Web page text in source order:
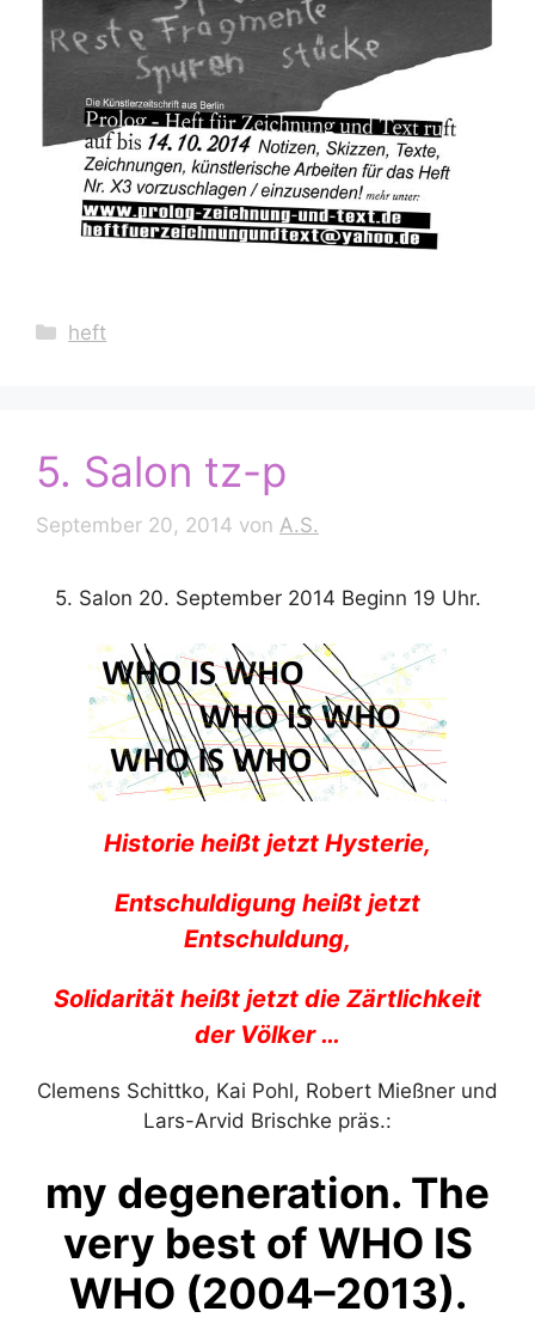
Kategorien
heft
5. Salon tz-p
September 20, 2014 von A.S.
5. Salon 20. September 2014 Beginn 19 Uhr.
Historie heißt jetzt Hysterie,
Entschuldigung heißt jetzt
Entschuldung,
Solidarität heißt jetzt die Zärtlichkeit
der Völker …
Clemens Schittko, Kai Pohl, Robert Mießner und
Lars-Arvid Brischke präs.:
my degeneration. The
very best of WHO IS
WHO (2004–2013).